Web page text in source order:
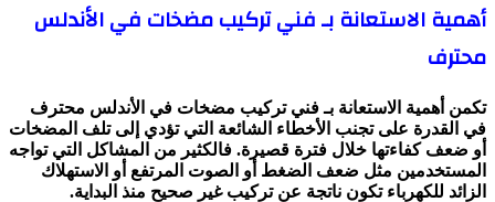
أهمية الاستعانة بـ فني تركيب مضخات في الأندلس
محترف
تكمن أهمية الاستعانة بـ فني تركيب مضخات في الأندلس محترف
في القدرة على تجنب الأخطاء الشائعة التي تؤدي إلى تلف المضخات
أو ضعف كفاءتها خلال فترة قصيرة. فالكثير من المشاكل التي تواجه
المستخدمين مثل ضعف الضغط أو الصوت المرتفع أو الاستهلاك
الزائد للكهرباء تكون ناتجة عن تركيب غير صحيح منذ البداية.